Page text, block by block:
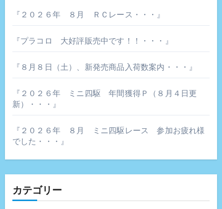
シ
ョ
ン
『２０２６年 ８月 ＲＣレース・・・』
『プラコロ 大好評販売中です！！・・・』
『８月８日（土）、新発売商品入荷数案内・・・』
『２０２６年 ミニ四駆 年間獲得Ｐ（８月４日更
新）・・・』
『２０２６年 ８月 ミニ四駆レース 参加お疲れ様
でした・・・』
カテゴリー